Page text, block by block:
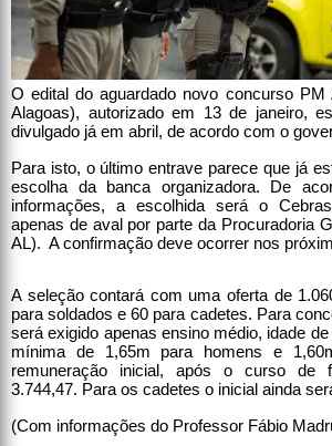
O edital do aguardado novo concurso PM
Alagoas), autorizado em 13 de janeiro,
divulgado já em abril, de acordo com o
Para isto, o último entrave parece que já
escolha da banca organizadora. De
informações, a escolhida será o
apenas de aval por parte da Procuradoria
AL). A confirmação deve ocorrer nos
A seleção contará com uma oferta de
para soldados e 60 para cadetes. Para
será exigido apenas ensino médio, idade
mínima de 1,65m para homens e
remuneração inicial, após o curso de
3.744,47. Para os cadetes o inicial ainda
(Com informações do Professor Fábio